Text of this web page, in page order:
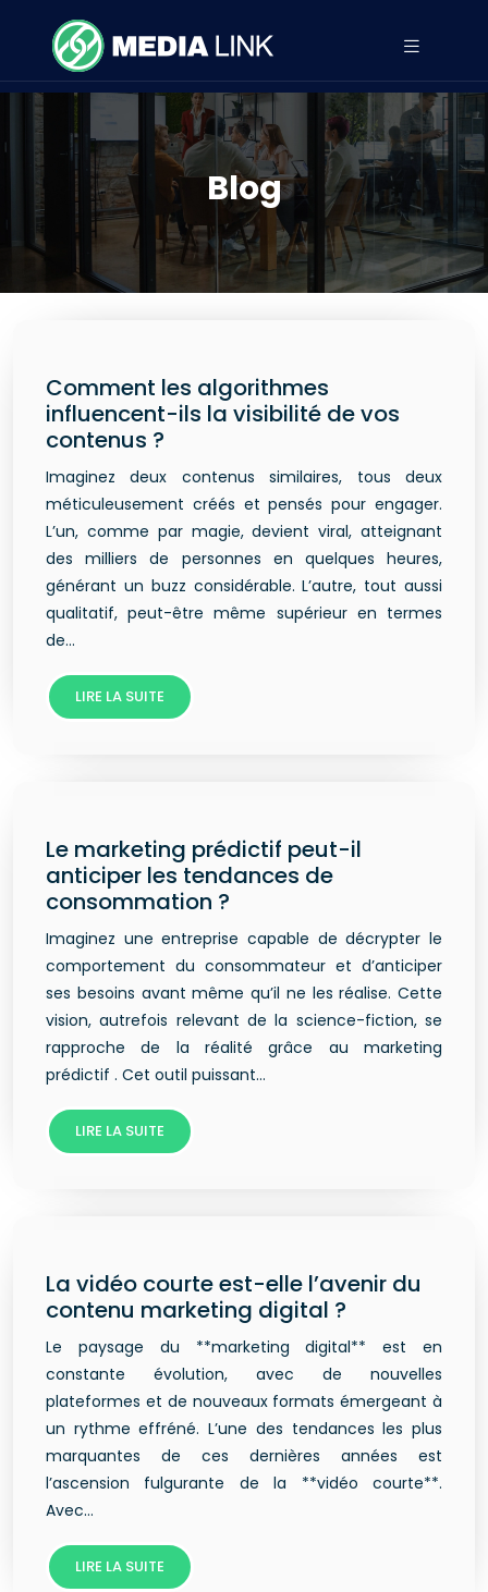
Blog
Comment les algorithmes
influencent-ils la visibilité de vos
contenus ?
Imaginez deux contenus similaires, tous deux
méticuleusement créés et pensés pour engager.
L’un, comme par magie, devient viral, atteignant
des milliers de personnes en quelques heures,
générant un buzz considérable. L’autre, tout aussi
qualitatif, peut-être même supérieur en termes
de…
LIRE LA SUITE
Le marketing prédictif peut-il
anticiper les tendances de
consommation ?
Imaginez une entreprise capable de décrypter le
comportement du consommateur et d’anticiper
ses besoins avant même qu’il ne les réalise. Cette
vision, autrefois relevant de la science-fiction, se
rapproche de la réalité grâce au marketing
prédictif . Cet outil puissant…
LIRE LA SUITE
La vidéo courte est-elle l’avenir du
contenu marketing digital ?
Le paysage du **marketing digital** est en
constante évolution, avec de nouvelles
plateformes et de nouveaux formats émergeant à
un rythme effréné. L’une des tendances les plus
marquantes de ces dernières années est
l’ascension fulgurante de la **vidéo courte**.
Avec…
LIRE LA SUITE